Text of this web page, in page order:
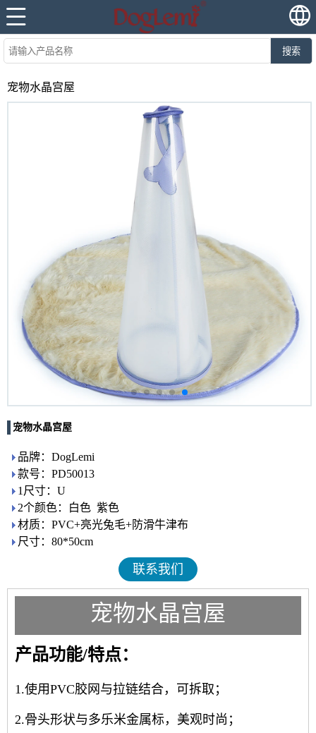
搜索
宠物水晶宫屋
宠物水晶宫屋
品牌：DogLemi
款号：PD50013
1尺寸：U
2个颜色：白色 紫色
材质：PVC+亮光兔毛+防滑牛津布
尺寸：80*50cm
联系我们
宠物水晶宫屋
产品功能/特点：
1.使用PVC胶网与拉链结合，可拆取；
2.骨头形状与多乐米金属标，美观时尚；